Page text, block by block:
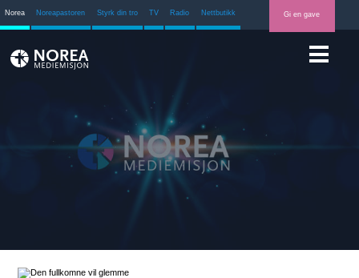
Norea Noreapastoren Styrk din tro TV Radio Nettbutikk Gi en gave